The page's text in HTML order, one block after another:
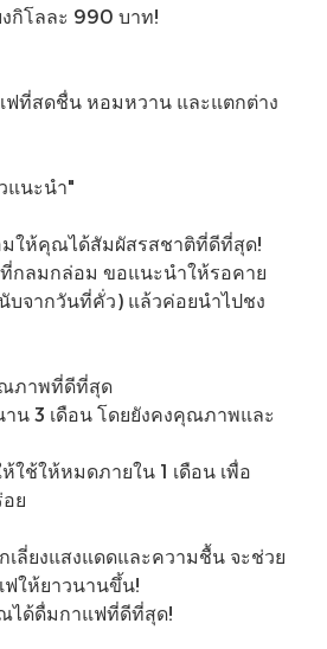
กิโลละ 990 บาท!
ฟที่สดชื่น หอมหวาน และแตกต่าง
แนะนำ"
ให้คุณได้สัมผัสรสชาติที่ดีที่สุด!
กลมกล่อม ขอแนะนำให้รอคาย
บจากวันที่คั่ว) แล้วค่อยนำไปชง
ณภาพที่ดีที่สุด
าน 3 เดือน โดยยังคงคุณภาพและ
ใช้ให้หมดภายใน 1 เดือน เพื่อ
ย
เลี่ยงแสงแดดและความชื้น จะช่วย
ให้ยาวนานขึ้น!
ณได้ดื่มกาแฟที่ดีที่สุด!